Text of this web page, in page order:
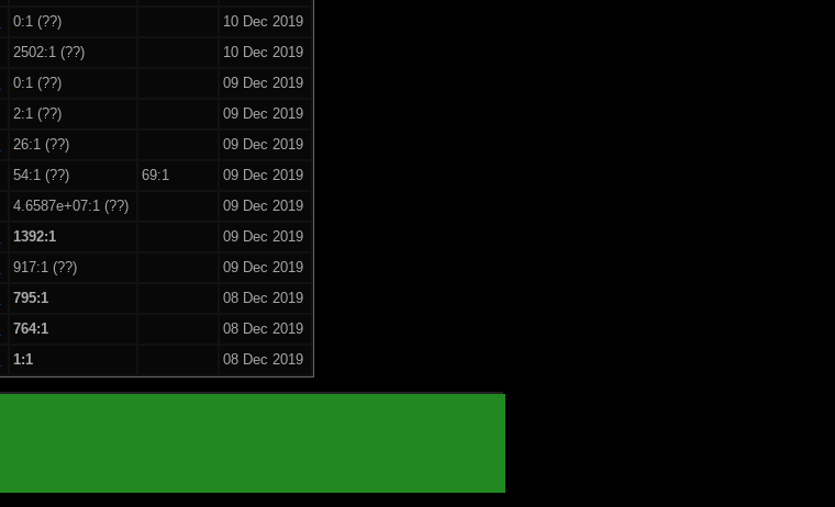
0:1 (??)
10 Dec 2019
2502:1 (??)
10 Dec 2019
0:1 (??)
09 Dec 2019
2:1 (??)
09 Dec 2019
26:1 (??)
09 Dec 2019
54:1 (??) 69:1
09 Dec 2019
4.6587e+07:1 (??)
09 Dec 2019
1392:1
09 Dec 2019
917:1 (??)
09 Dec 2019
795:1
08 Dec 2019
764:1
08 Dec 2019
1:1 08 Dec 2019